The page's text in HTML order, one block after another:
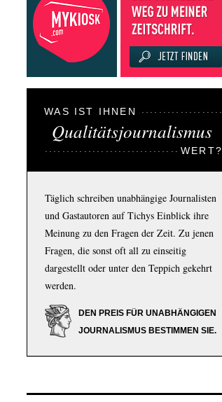
WAS IST IHNEN
Qualitätsjournalismus
WERT?
Täglich schreiben unabhängige Journalisten
und Gastautoren auf Tichys Einblick ihre
Meinung zu den Fragen der Zeit. Zu jenen
Fragen, die sonst oft all zu einseitig
dargestellt oder unter den Teppich gekehrt
werden.
DEN PREIS FÜR UNABHÄNGIGEN
JOURNALISMUS BESTIMMEN SIE.